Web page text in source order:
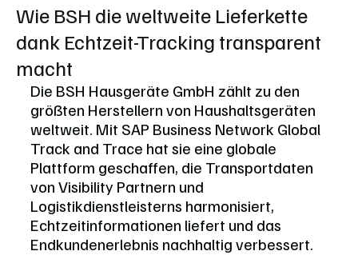
Wie BSH die weltweite Lieferkette
dank Echtzeit-Tracking transparent
macht
Die BSH Hausgeräte GmbH zählt zu den
größten Herstellern von Haushaltsgeräten
weltweit. Mit SAP Business Network Global
Track and Trace hat sie eine globale
Plattform geschaffen, die Transportdaten
von Visibility Partnern und
Logistikdienstleisterns harmonisiert,
Echtzeitinformationen liefert und das
Endkundenerlebnis nachhaltig verbessert.